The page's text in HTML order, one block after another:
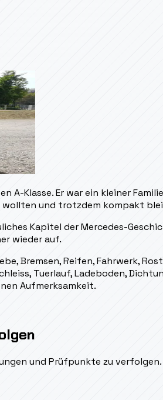
A-Klasse. Er war ein kleiner
wollten und trotzdem kompakt
Kapitel der Mercedes-
wieder auf.
Bremsen, Reifen, Fahrwerk,
Tuerlauf, Ladeboden,
Aufmerksamkeit.
und Prüfpunkte zu verfolgen.